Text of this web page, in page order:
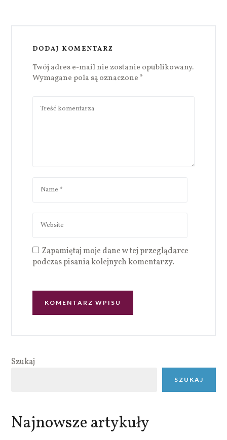
DODAJ KOMENTARZ
Twój adres e-mail nie zostanie opublikowany.
Wymagane pola są oznaczone *
Zapamiętaj moje dane w tej przeglądarce
podczas pisania kolejnych komentarzy.
Szukaj
SZUKAJ
Najnowsze artykuły